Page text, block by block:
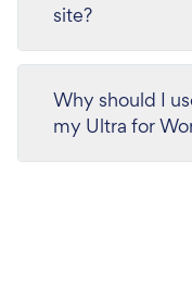
site?
Why should I
my Ultra for